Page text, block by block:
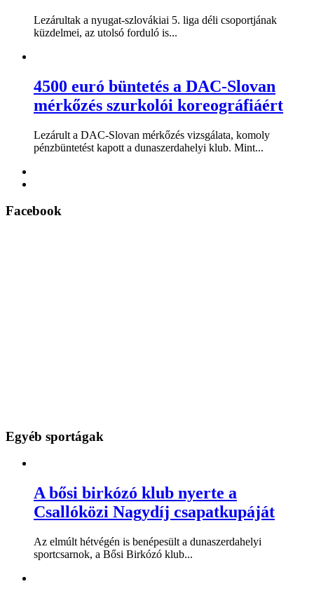
Lezárultak a nyugat-szlovákiai 5. liga déli csoportjának
küzdelmei, az utolsó forduló is...
4500 euró büntetés a DAC-Slovan
mérkőzés szurkolói koreográfiáért
Lezárult a DAC-Slovan mérkőzés vizsgálata, komoly
pénzbüntetést kapott a dunaszerdahelyi klub. Mint...
Facebook
Egyéb sportágak
A bősi birkózó klub nyerte a
Csallóközi Nagydíj csapatkupáját
Az elmúlt hétvégén is benépesült a dunaszerdahelyi
sportcsarnok, a Bősi Birkózó klub...